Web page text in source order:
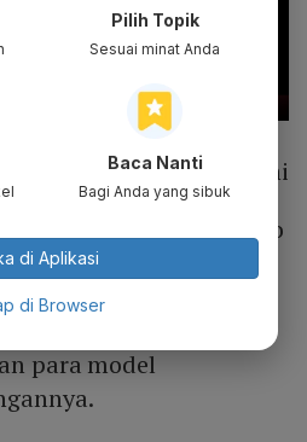
Bensu x Yanti Adeni
Ardeni membuat video
sedikit bocoran
di Paris.
judul
para model
Pilih Topik
Sesuai minat Anda
Baca Nanti
Bagi Anda yang sibuk
di Aplikasi
di Browser